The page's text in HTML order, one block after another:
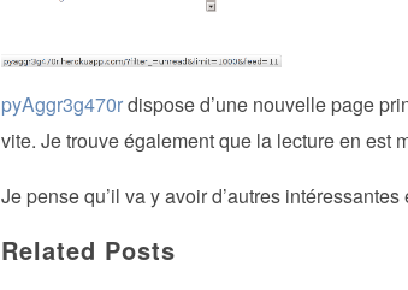
pyAggr3g470rdispose d’une nouvelle page
vite. Je trouve également que la lecture en est
Je pense qu’il va y avoir d’autres
Related Posts